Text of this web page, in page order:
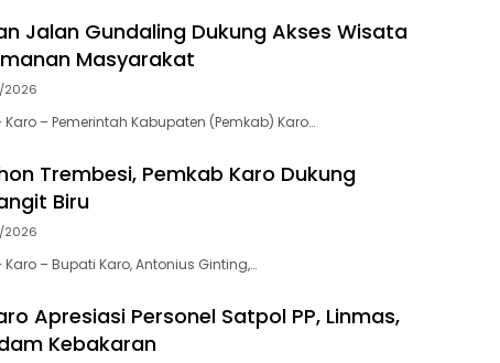
Jalan Gundaling Dukung Akses Wisata
Masyarakat
Karo – Pemerintah Kabupaten (Pemkab) Karo…
Trembesi, Pemkab Karo Dukung
Biru
Karo – Bupati Karo, Antonius Ginting,…
Apresiasi Personel Satpol PP, Linmas,
Kebakaran